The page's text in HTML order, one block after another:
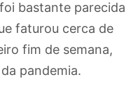
bastante parecida
faturou cerca de
fim de semana,
pandemia.